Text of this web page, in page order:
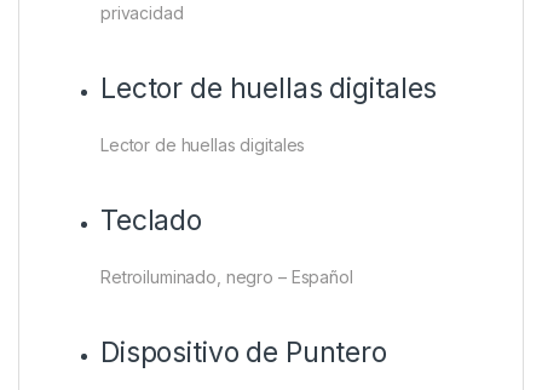
privacidad
Lector de huellas digitales
Lector de huellas digitales
Teclado
Retroiluminado, negro – Español
Dispositivo de Puntero